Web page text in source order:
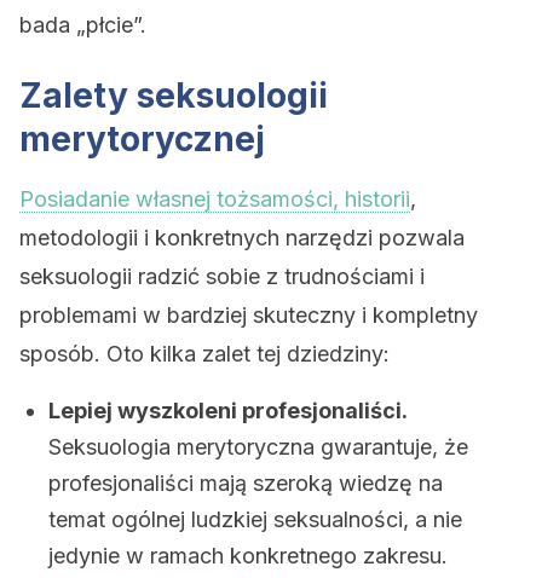
bada „płcie”.
Zalety seksuologii
merytorycznej
Posiadanie własnej tożsamości, historii,
metodologii i konkretnych narzędzi pozwala
seksuologii radzić sobie z trudnościami i
problemami w bardziej skuteczny i kompletny
sposób. Oto kilka zalet tej dziedziny:
Lepiej wyszkoleni profesjonaliści.
Seksuologia merytoryczna gwarantuje, że
profesjonaliści mają szeroką wiedzę na
temat ogólnej ludzkiej seksualności, a nie
jedynie w ramach konkretnego zakresu.